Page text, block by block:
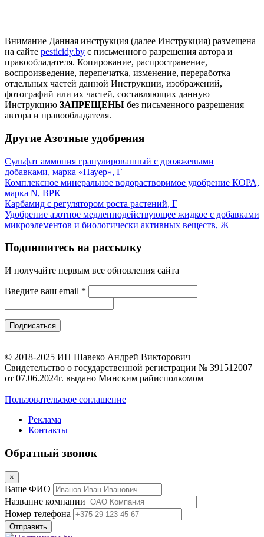
Внимание Данная инструкция (далее Инструкция) размещена
на сайте pesticidy.by с письменного разрешения автора и
правообладателя. Копирование, распространение,
воспроизведение, перепечатка, изменение, переработка
отдельных частей данной Инструкции, изображений,
фотографий или их частей, составляющих данную
Инструкцию ЗАПРЕЩЕНЫ без письменного разрешения
автора и правообладателя.
Другие Азотные удобрения
Сульфат аммония гранулированный с дрожжевыми
добавками, марка «Пауер», Г
Комплексное минеральное водорастворимое удобрение КОРА,
марка N, ВРК
Карбамид с регулятором роста растений, Г
Удобрение азотное медленнодействующее жидкое с добавками
микроэлементов и биологически активных веществ, Ж
Подпишитесь на рассылку
И получайте первым все обновления сайта
Введите ваш email *
© 2018-2025 ИП Шавеко Андрей Викторович
Свидетельство о государственной регистрации № 391512007
от 07.06.2024г. выдано Минским райисполкомом
Пользовательское соглашение
Реклама
Контакты
Обратный звонок
×
Ваше ФИО
Название компании
Номер телефона